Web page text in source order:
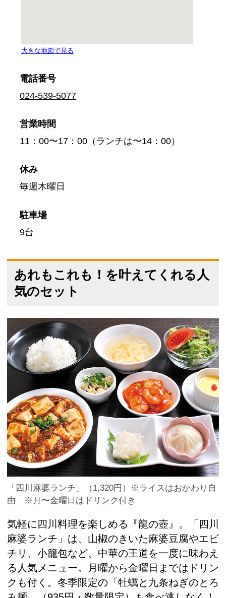
電話番号
024-539-5077
営業時間
11：00〜17：00（ランチは〜14：00）
休み
毎週木曜日
駐車場
9台
あれもこれも！を叶えてくれる人
気のセット
「四川麻婆ランチ」（1,320円）※ライスはおかわり自
由 ※月〜金曜日はドリンク付き
気軽に四川料理を楽しめる『龍の壺』。「四川
麻婆ランチ」は、山椒のきいた麻婆豆腐やエビ
チリ、小籠包など、中華の王道を一度に味わえ
る人気メニュー。月曜から金曜日まではドリン
クも付く。冬季限定の「牡蠣と九条ねぎのとろ